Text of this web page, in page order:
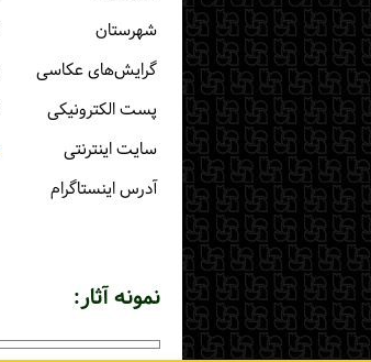
شهرستان
گرایش‌های عکاسی
پست الكترونیكی
سایت اینترنتی
آدرس اینستاگرام
نمونه آثار: